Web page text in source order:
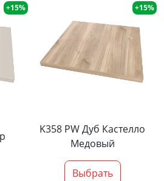
+15% +15%
K358 PW Дуб Кастелло
Медовый
Выбрать